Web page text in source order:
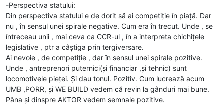
-Perspectiva statului:
Din perspectiva statului e de dorit să ai competiție în piață. Dar
nu , în sensul unei spirale negative. Cum era în trecut. Unde , se
întreceau unii , mai ceva ca CCR-ul , în a interpreta chichițele
legislative , ptr a câștiga prin tergiversare.
Ai nevoie , de competiție , dar în sensul unei spirale pozitive.
Unde , antreprenori puternici(și financiar ,și tehnic) sunt
locomotivele pieței. Și dau tonul. Pozitiv. Cum lucrează acum
UMB ,PORR, și WE BUILD vedem că revin la gânduri mai bune.
Pâna și dinspre AKTOR vedem semnale pozitive.